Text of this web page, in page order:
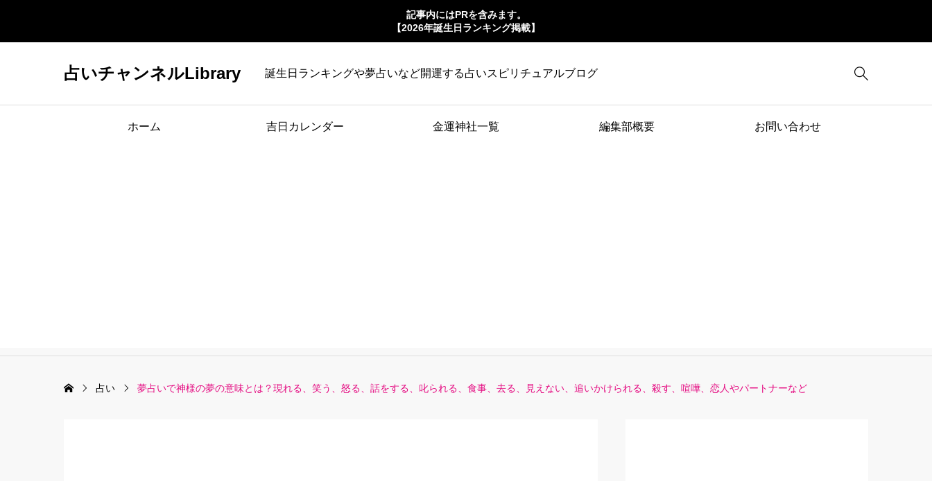
記事内にはPRを含みます。
【2026年誕生日ランキング掲載】
占いチャンネルLibrary 誕生日ランキングや夢占いなど開運する占いスピリチュアルブログ 
ホーム 吉日カレンダー 金運神社一覧 編集部概要 お問い合わせ
占い 夢占いで神様の夢の意味とは？現れる、笑う、怒る、話をする、叱られる、食事、去る、見えない、追いかけられる、殺す、喧嘩、恋人やパートナーなど